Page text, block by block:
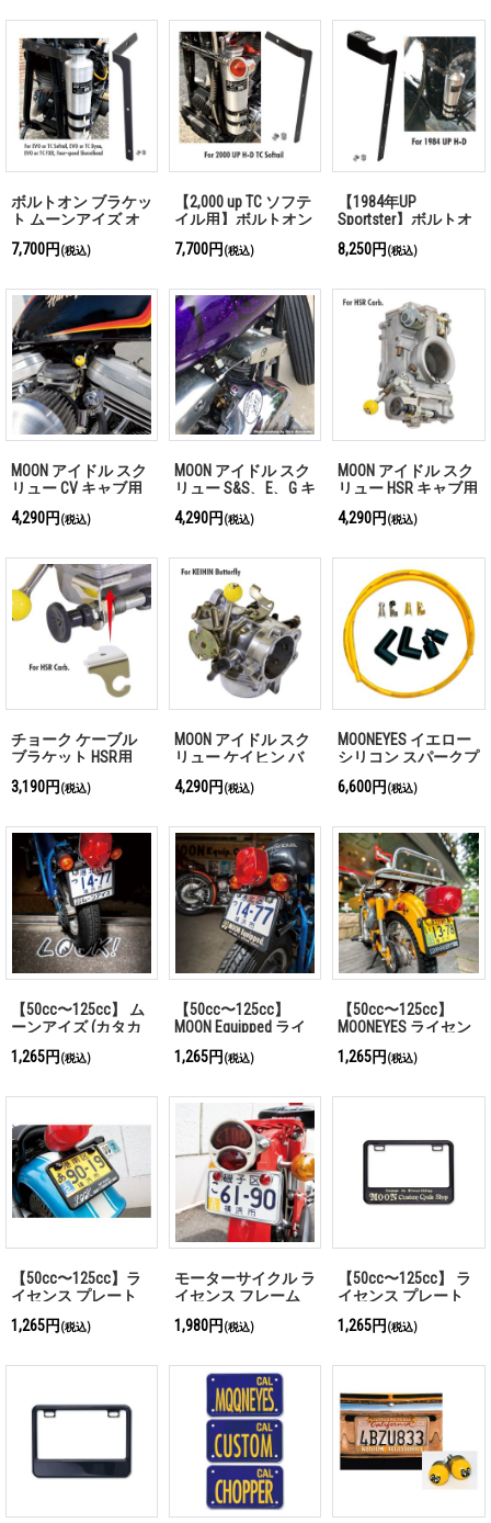
ル ブラック
ボルトオン ブラケッ
ト ムーンアイズ オ
ンシー タンク 用
7,700円 (税込)
【2,000 up TC ソフテ
イル用】ボルトオン
イズ オリジナル エ
ク 用
7,700円 (税込)
【1984年UP
Sportster】ボルトオ
ンアイズ オリジナル
ンク
8,250円 (税込)
MOON アイドル スク
リュー CV キャブ用
4,290円 (税込)
MOON アイドル スク
リュー S&S、E、G キ
ャブ用
4,290円 (税込)
MOON アイドル スク
リュー HSR キャブ用
4,290円 (税込)
チョーク ケーブル
ブラケット HSR用
3,190円 (税込)
MOON アイドル スク
リュー ケイヒン バ
タフライ キャブ用
4,290円 (税込)
MOONEYES イエロー
シリコン スパークプ
ラグ ワイヤー セッ
ト for H-D
6,600円 (税込)
【50cc〜125cc】 ム
ーンアイズ (カタカ
ート フレーム for ス
クル ブラック
1,265円 (税込)
【50cc〜125cc】
MOON Equipped ライ
レーム for スモール
ラック
1,265円 (税込)
【50cc〜125cc】
MOONEYES ライセン
ム for スモール モー
ク
1,265円 (税込)
【50cc〜125cc】ラ
イセンス プレート
ル モーターサイクル
1,265円 (税込)
モーターサイクル ラ
イセンス フレーム
1,980円 (税込)
【50cc〜125cc】 ラ
イセンス プレート
モール モーターサイ
Cycle Shop ブラック
1,265円 (税込)